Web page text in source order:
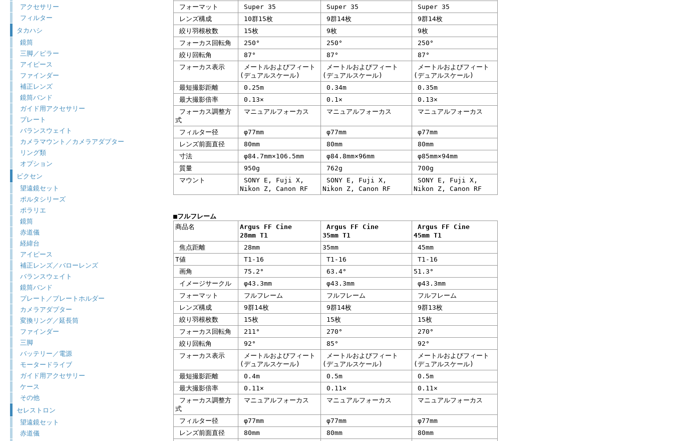
アクセサリー
フィルター
タカハシ
鏡筒
三脚／ピラー
アイピース
ファインダー
補正レンズ
鏡筒バンド
ガイド用アクセサリー
プレート
バランスウェイト
カメラマウント／カメラアダプター
リング類
オプション
ビクセン
望遠鏡セット
ポルタシリーズ
ポラリエ
鏡筒
赤道儀
経緯台
アイピース
補正レンズ／バローレンズ
バランスウェイト
鏡筒バンド
プレート／プレートホルダー
カメラアダプター
変換リング／延長筒
ファインダー
三脚
バッテリー／電源
モータードライブ
ガイド用アクセサリー
ケース
その他
セレストロン
望遠鏡セット
赤道儀
フォーマット
Super 35 Super 35
Super 35
レンズ構成
10群15枚 9群14枚
9群14枚
絞り羽根枚数
15枚 9枚
9枚
フォーカス回転角
250° 250°
250°
絞り回転角
87° 87°
87°
フォーカス表示
メートルおよびフィート
(デュアルスケール)
メートルおよびフィート
(デュアルスケール)
メートルおよびフィート
(デュアルスケール)
最短撮影距離
0.25m 0.34m
0.35m
最大撮影倍率
0.13× 0.1×
0.13×
フォーカス調整方
式
マニュアルフォーカス マニュアルフォーカス マニュアルフォーカス
フィルター径 φ77mm φ77mm
φ77mm
レンズ前面直径
80mm 80mm
80mm
寸法
φ84.7mm×106.5mm φ84.8mm×96mm
φ85mm×94mm
質量
950g 762g
700g
マウント
SONY E, Fuji X,
Nikon Z, Canon RF
SONY E, Fuji X,
Nikon Z, Canon RF
SONY E, Fuji X,
Nikon Z, Canon RF
■フルフレーム
商品名
Argus FF Cine
28mm T1
Argus FF Cine
35mm T1
Argus FF Cine
45mm T1
焦点距離
28mm 35mm
45mm
T値
T1-16 T1-16
T1-16
画角
75.2° 63.4°
51.3°
イメージサークル
φ43.3mm φ43.3mm
φ43.3mm
フォーマット
フルフレーム フルフレーム
フルフレーム
レンズ構成
9群14枚 9群14枚
9群13枚
絞り羽根枚数
15枚 15枚
15枚
フォーカス回転角
211° 270°
270°
絞り回転角
92° 85°
92°
フォーカス表示
メートルおよびフィート
(デュアルスケール)
メートルおよびフィート
(デュアルスケール)
メートルおよびフィート
(デュアルスケール)
最短撮影距離
0.4m 0.5m
0.5m
最大撮影倍率
0.11× 0.11×
0.11×
フォーカス調整方
式
マニュアルフォーカス マニュアルフォーカス マニュアルフォーカス
フィルター径 φ77mm φ77mm
φ77mm
レンズ前面直径
80mm 80mm 80mm